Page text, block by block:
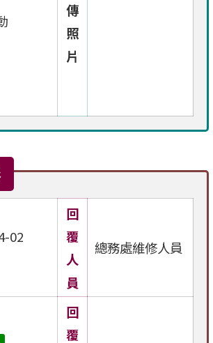
傳
照
片
02
回
覆
人
員
總務處維修人員
回
覆